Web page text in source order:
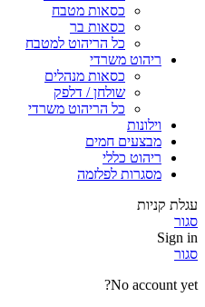
כסאות מטבח
כסאות בר
כל הריהוט למטבח
ריהוט משרדי
כסאות מנהלים
שולחן / דלפק
כל הריהוט משרדי
וילונות
מבצעים חמים
ריהוט כללי
מסגרות לפלזמה
עגלת קניות
סגור
Sign in
סגור
No account yet?